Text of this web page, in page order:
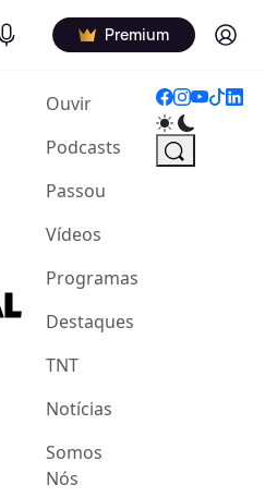
Podcasts Premium Log in
Ouvir(current)
Podcasts
Passou
Vídeos
Programas
Destaques
TNT
Notícias
Somos
Nós